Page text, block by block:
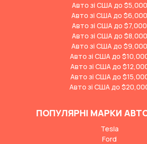
Авто зі США до $5,000
Авто зі США до $6,000
Авто зі США до $7,000
Авто зі США до $8,000
Авто зі США до $9,000
Авто зі США до
Авто зі США до
Авто зі США до
Авто зі США до
ПОПУЛЯРНІ МАРКИ
Tesla
Ford